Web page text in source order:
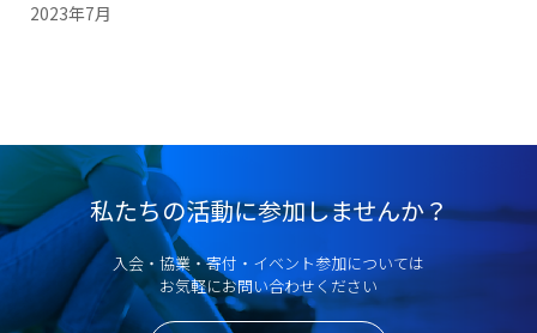
2023年7月
私たちの活動に参加しませんか？
入会・協業・寄付・イベント参加については
お気軽にお問い合わせください